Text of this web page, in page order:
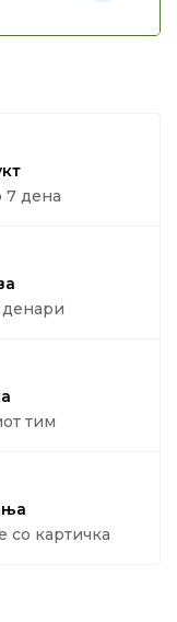
7 дена
тим
со картичка